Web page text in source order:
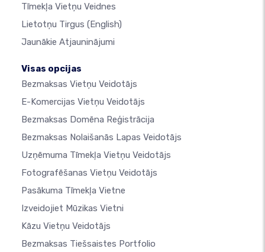
Tīmekļa Vietņu Veidnes
Lietotņu Tirgus (English)
Jaunākie Atjauninājumi
Visas opcijas
Bezmaksas Vietņu Veidotājs
E-Komercijas Vietņu Veidotājs
Bezmaksas Domēna Reģistrācija
Bezmaksas Nolaišanās Lapas Veidotājs
Uzņēmuma Tīmekļa Vietņu Veidotājs
Fotografēšanas Vietņu Veidotājs
Pasākuma Tīmekļa Vietne
Izveidojiet Mūzikas Vietni
Kāzu Vietņu Veidotājs
Bezmaksas Tiešsaistes Portfolio